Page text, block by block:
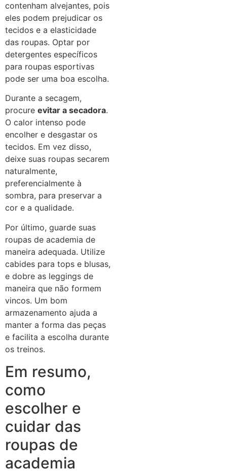
contenham alvejantes, pois
eles podem prejudicar os
tecidos e a elasticidade
das roupas. Optar por
detergentes específicos
para roupas esportivas
pode ser uma boa escolha.
Durante a secagem,
procure evitar a secadora.
O calor intenso pode
encolher e desgastar os
tecidos. Em vez disso,
deixe suas roupas secarem
naturalmente,
preferencialmente à
sombra, para preservar a
cor e a qualidade.
Por último, guarde suas
roupas de academia de
maneira adequada. Utilize
cabides para tops e blusas,
e dobre as leggings de
maneira que não formem
vincos. Um bom
armazenamento ajuda a
manter a forma das peças
e facilita a escolha durante
os treinos.
Em resumo,
como
escolher e
cuidar das
roupas de
academia